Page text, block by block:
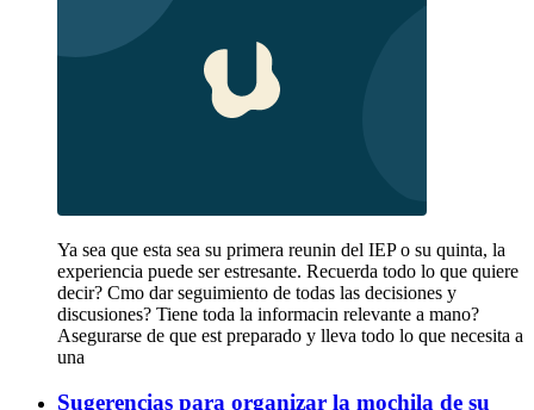
Ya sea que esta sea su primera reunin del IEP o su quinta, la
experiencia puede ser estresante. Recuerda todo lo que quiere
decir? Cmo dar seguimiento de todas las decisiones y
discusiones? Tiene toda la informacin relevante a mano?
Asegurarse de que est preparado y lleva todo lo que necesita a
una
Sugerencias para organizar la mochila de su